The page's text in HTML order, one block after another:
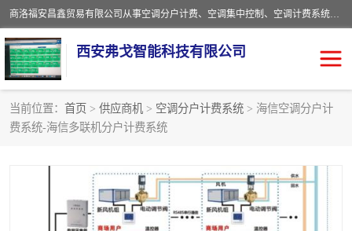
商洛福安昌鑫贸易有限公司从事空调分户计费、空调集中控制、空调计费系统、空调远程控制、中央空调分户计费、中央空调集中控制等产品的销售与安装。。语音控制，解放双手，让用户畅享安全、健康、便利、舒适、节能、愉悦的物联网智慧生活，我们竭诚为您提供住宅、别墅、公寓的智能家居化、智能办公化，智能酒店的解决方案。
西安弗戈智能科技有限公司
当前位置： 首页 > 供应商机 > 空调分户计费系统 > 海信空调分户计
费系统-海信多联机分户计费系统
中央空调集中控制
中央空调分户计费 空调远程控制
空调计费系统 空调分户计费